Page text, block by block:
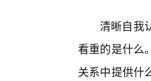
清晰自我
看重的是什么
关系中提供什